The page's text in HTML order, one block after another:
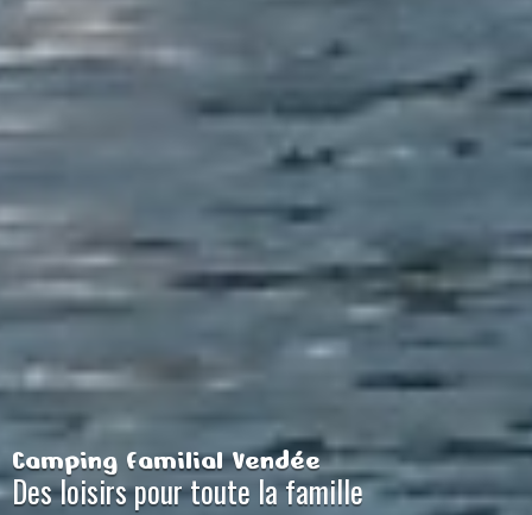
Camping familial Vendée
Des loisirs pour toute la famille